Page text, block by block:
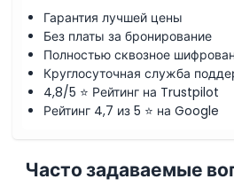
Гарантия лучшей цены
Без платы за бронирование
Полностью сквозное
Круглосуточная служба
4,8/5 ⭐ Рейтинг на Trustpilot
Рейтинг 4,7 из 5 ⭐ на Google
Часто задаваемые